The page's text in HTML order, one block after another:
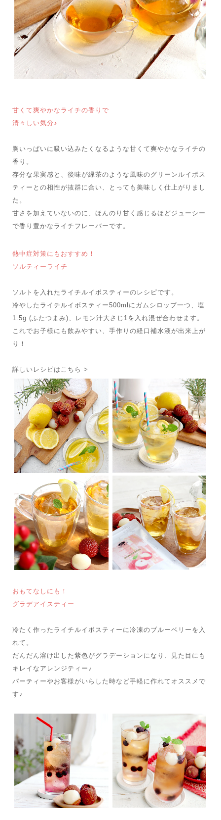
甘くて爽やかなライチの香りで
清々しい気分♪
胸いっぱいに吸い込みたくなるような甘くて爽やかなライチの
香り。
存分な果実感と、後味が緑茶のような風味のグリーンルイボス
ティーとの相性が抜群に合い、とっても美味しく仕上がりまし
た。
甘さを加えていないのに、ほんのり甘く感じるほどジューシー
で香り豊かなライチフレーバーです。
熱中症対策にもおすすめ！
ソルティーライチ
ソルトを入れたライチルイボスティーのレシピです。
冷やしたライチルイボスティー500mlにガムシロップ一つ、塩
1.5g (ふたつまみ)、レモン汁大さじ1を入れ混ぜ合わせます。
これでお子様にも飲みやすい、手作りの経口補水液が出来上が
り！
詳しいレシピはこちら >
おもてなしにも！
グラデアイスティー
冷たく作ったライチルイボスティーに冷凍のブルーベリーを入
れて。
だんだん溶け出した紫色がグラデーションになり、見た目にも
キレイなアレンジティー♪
パーティーやお客様がいらした時など手軽に作れてオススメで
す♪